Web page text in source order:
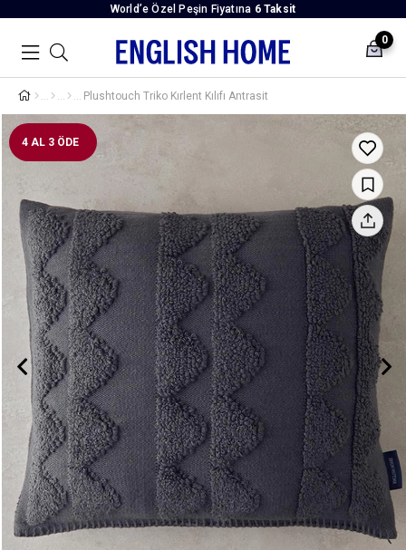
World’e Özel Peşin Fiyatına 6 Taksit
0
Plushtouch Triko Kırlent Kılıfı Antrasit
4 AL 3 ÖDE